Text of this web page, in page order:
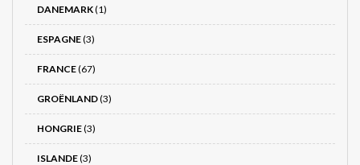
DANEMARK(1)
ESPAGNE(3)
FRANCE(67)
GROËNLAND(3)
HONGRIE(3)
ISLANDE(3)